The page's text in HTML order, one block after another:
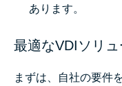
あります。
最適なVDIソリ
まずは、自社の要件